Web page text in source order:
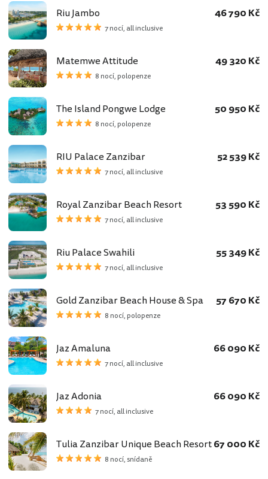
Riu Jambo
7 nocí, all inclusive
46 790 Kč
Matemwe Attitude
8 nocí, polopenze
49 320 Kč
The Island Pongwe Lodge
8 nocí, polopenze
50 950 Kč
RIU Palace Zanzibar
7 nocí, all inclusive
52 539 Kč
Royal Zanzibar Beach Resort
7 nocí, all inclusive
53 590 Kč
Riu Palace Swahili
7 nocí, all inclusive
55 349 Kč
Gold Zanzibar Beach House & Spa
8 nocí, polopenze
57 670 Kč
Jaz Amaluna
7 nocí, all inclusive
66 090 Kč
Jaz Adonia
7 nocí, all inclusive
66 090 Kč
Tulia Zanzibar Unique Beach Resort
8 nocí, snídaně
67 000 Kč